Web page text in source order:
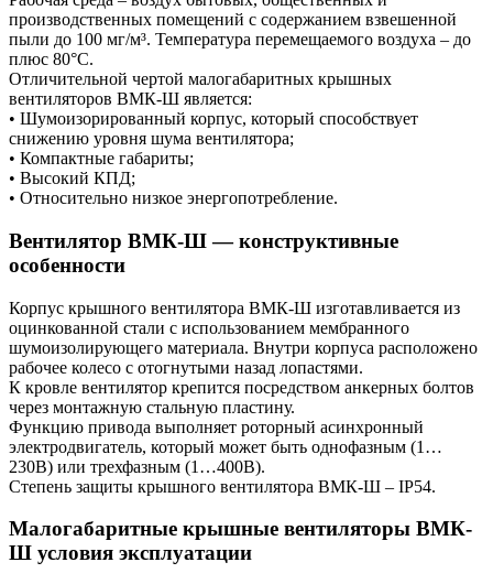
производственных помещений с содержанием взвешенной
пыли до 100 мг/м³. Температура перемещаемого воздуха – до
плюс 80°С.
Отличительной чертой малогабаритных крышных
вентиляторов ВМК-Ш является:
• Шумоизорированный корпус, который способствует
снижению уровня шума вентилятора;
• Компактные габариты;
• Высокий КПД;
• Относительно низкое энергопотребление.
Вентилятор ВМК-Ш — конструктивные
особенности
Корпус крышного вентилятора ВМК-Ш изготавливается из
оцинкованной стали с использованием мембранного
шумоизолирующего материала. Внутри корпуса расположено
рабочее колесо с отогнутыми назад лопастями.
К кровле вентилятор крепится посредством анкерных болтов
через монтажную стальную пластину.
Функцию привода выполняет роторный асинхронный
электродвигатель, который может быть однофазным (1…
230В) или трехфазным (1…400В).
Степень защиты крышного вентилятора ВМК-Ш – IP54.
Малогабаритные крышные вентиляторы ВМК-
Ш условия эксплуатации